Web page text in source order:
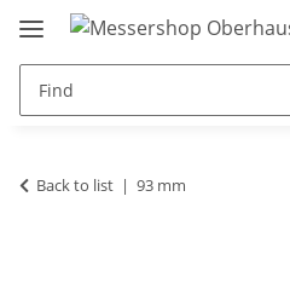
Back to list 93 mm